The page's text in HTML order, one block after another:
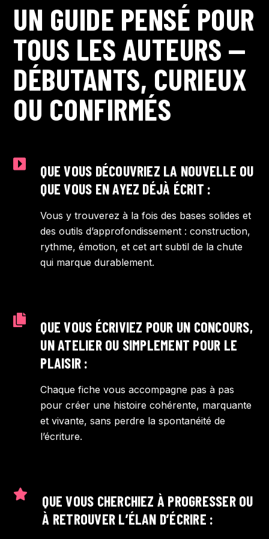
UN GUIDE PENSÉ POUR
TOUS LES AUTEURS —
DÉBUTANTS, CURIEUX
OU CONFIRMÉS
QUE VOUS DÉCOUVRIEZ LA NOUVELLE OU
QUE VOUS EN AYEZ DÉJÀ ÉCRIT :
Vous y trouverez à la fois des bases solides et
des outils d’approfondissement : construction,
rythme, émotion, et cet art subtil de la chute
qui marque durablement.
QUE VOUS ÉCRIVIEZ POUR UN CONCOURS,
UN ATELIER OU SIMPLEMENT POUR LE
PLAISIR :
Chaque fiche vous accompagne pas à pas
pour créer une histoire cohérente, marquante
et vivante, sans perdre la spontanéité de
l’écriture.
QUE VOUS CHERCHIEZ À PROGRESSER OU
À RETROUVER L’ÉLAN D’ÉCRIRE :